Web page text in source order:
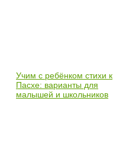
Учим с ребёнком стихи к
Пасхе: варианты для
малышей и школьников